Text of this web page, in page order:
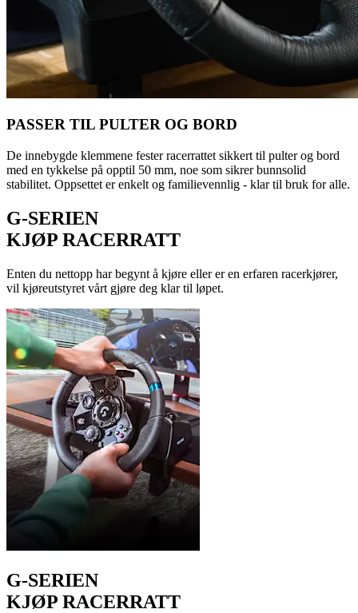
PASSER TIL PULTER OG BORD
De innebygde klemmene fester racerrattet sikkert til pulter og bord
med en tykkelse på opptil 50 mm, noe som sikrer bunnsolid
stabilitet. Oppsettet er enkelt og familievennlig - klar til bruk for alle.
G-SERIEN
KJØP RACERRATT
Enten du nettopp har begynt å kjøre eller er en erfaren racerkjører,
vil kjøreutstyret vårt gjøre deg klar til løpet.
G-SERIEN
KJØP RACERRATT